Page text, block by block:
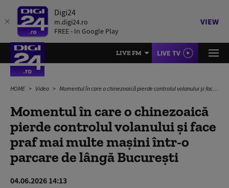
Digi24
m.digi24.ro
FREE - In Google Play
VIEW
LIVE FM LIVE TV
HOME Video Momentul în care o chinezoaică pierde controlul volanului și face praf mai multe mașini într-o parcare de lângă București
Momentul în care o chinezoaică
pierde controlul volanului și face
praf mai multe mașini într-o
parcare de lângă București
04.06.2026 14:13